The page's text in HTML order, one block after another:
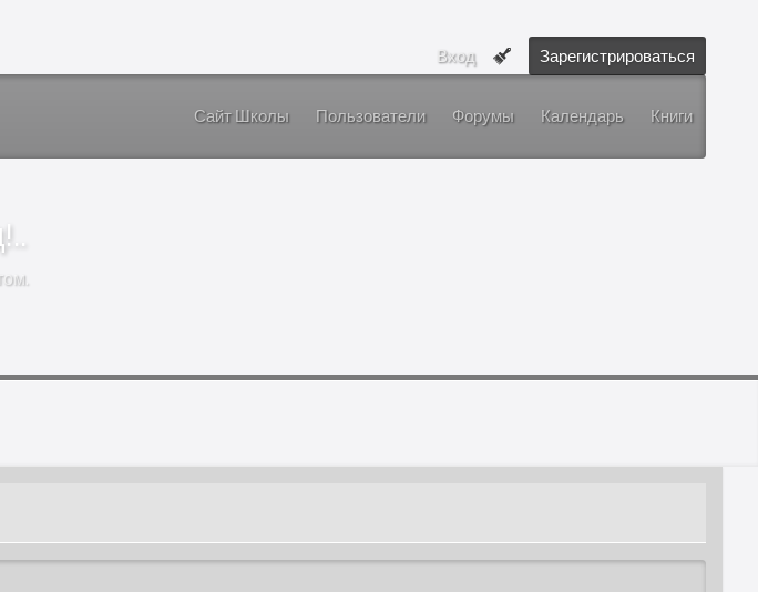
Вход Зарегистрироваться
Сайт Школы Пользователи Форумы Календарь Книги